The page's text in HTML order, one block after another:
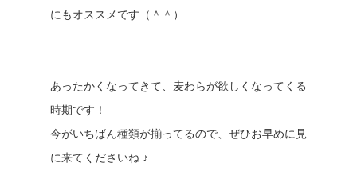
にもオススメです（＾＾）
あったかくなってきて、麦わらが欲しくなってくる
時期です！
今がいちばん種類が揃ってるので、ぜひお早めに見
に来てくださいね ♪